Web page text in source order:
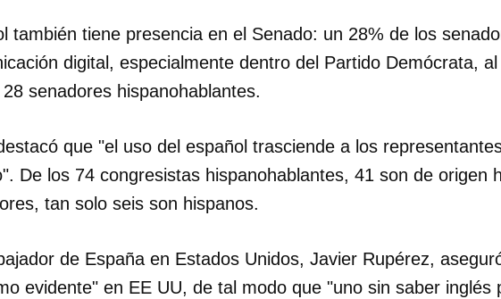
Guardar como favorito
cuenta de 14ymedio.
también tiene presencia en el Senado: un 28% de los
digital, especialmente dentro del Partido Demócrata,
senadores hispanohablantes.
que "el uso del español trasciende a los
De los 74 congresistas hispanohablantes, 41 son de origen
tan solo seis son hispanos.
de España en Estados Unidos, Javier Rupérez,
evidente" en EE UU, de tal modo que "uno sin saber inglés